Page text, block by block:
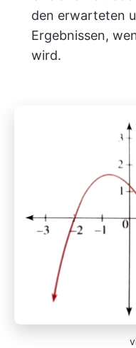
den erwarteten
Ergebnissen,
wird.